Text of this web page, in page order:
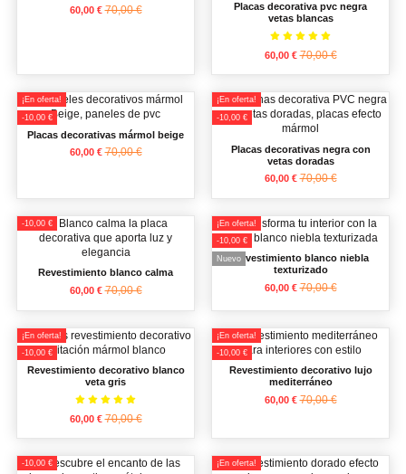
60,00 €70,00 €
Placas decorativa pvc negra
vetas blancas
60,00 €70,00 €
¡En oferta!
-10,00 €
Placas decorativas mármol beige
60,00 €70,00 €
¡En oferta!
-10,00 €
Placas decorativas negra con
vetas doradas
60,00 €70,00 €
-10,00 €
Revestimiento blanco calma
60,00 €70,00 €
¡En oferta!
-10,00 €
NuevoRevestimiento blanco niebla
texturizado
60,00 €70,00 €
¡En oferta!
-10,00 €
Revestimiento decorativo blanco
veta gris
60,00 €70,00 €
¡En oferta!
-10,00 €
Revestimiento decorativo lujo
mediterráneo
60,00 €70,00 €
-10,00 €
¡En oferta!